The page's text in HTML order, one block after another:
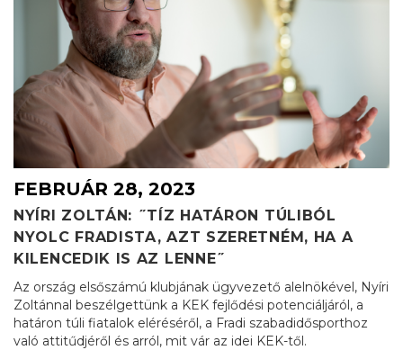
FEBRUÁR 28, 2023
NYÍRI ZOLTÁN: ˝TÍZ HATÁRON TÚLIBÓL
NYOLC FRADISTA, AZT SZERETNÉM, HA A
KILENCEDIK IS AZ LENNE˝
Az ország elsőszámú klubjának ügyvezető alelnökével, Nyíri
Zoltánnal beszélgettünk a KEK fejlődési potenciáljáról, a
határon túli fiatalok eléréséről, a Fradi szabadidősporthoz
való attitűdjéről és arról, mit vár az idei KEK-től.